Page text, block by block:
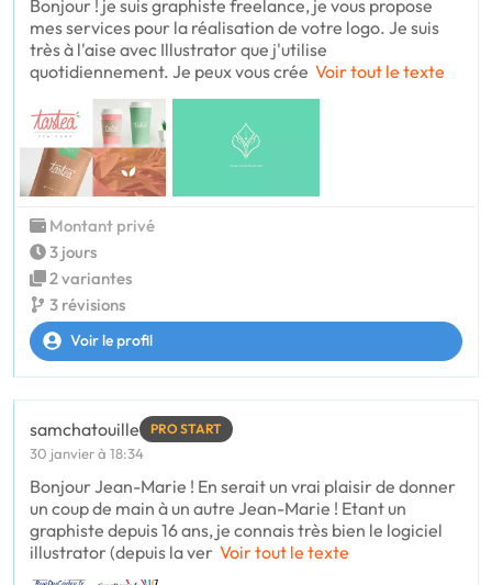
Bonjour ! je suis graphiste freelance, je vous propose
mes services pour la réalisation de votre logo. Je suis
très à l'aise avec Illustrator que j'utilise
quotidiennement. Je peux vous crée Voir tout le texte
Montant privé
3 jours
2 variantes
3 révisions
Voir le profil
samchatouille PRO START
30 janvier à 18:34
Bonjour Jean-Marie ! En serait un vrai plaisir de donner
un coup de main à un autre Jean-Marie ! Etant un
graphiste depuis 16 ans, je connais très bien le logiciel
illustrator (depuis la ver Voir tout le texte